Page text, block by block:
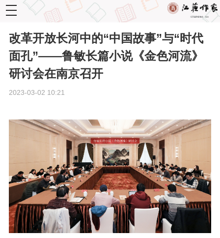
toggle
navigation
改革开放长河中的“中国故事”与“时代
面孔”——鲁敏长篇小说《金色河流》
研讨会在南京召开
2023-03-02 10:21